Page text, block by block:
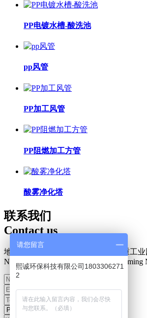
PP电镀水槽-酸洗池
pp风管
PP加工风管
PP阻燃加工方管
酸雾净化塔
联系我们
Contact us
地址：深圳市光明新区楼村盛泰安重工业
N0.34 Zhenxing Road, Loucun, Guangming
请您留言
熙诚环保科技有限公司1803306271
2